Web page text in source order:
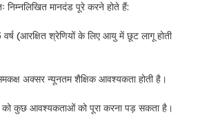
निम्नलिखित मानदंड पूरे करने होते हैं:
(आरक्षित श्रेणियों के लिए आयु में छूट लागू होती
अक्सर न्यूनतम शैक्षिक आवश्यकता होती है।
को कुछ आवश्यकताओं को पूरा करना पड़ सकता है।